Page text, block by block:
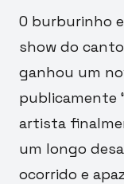
O burburinho
show do
ganhou um
publicamente
artista
um longo
ocorrido e